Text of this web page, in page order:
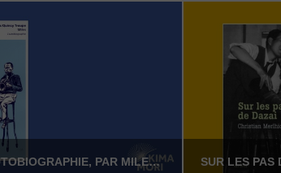
MILES – L’AUTOBIOGRAPHIE, PAR MILES DAVIS AVEC QUINCY TROUPE